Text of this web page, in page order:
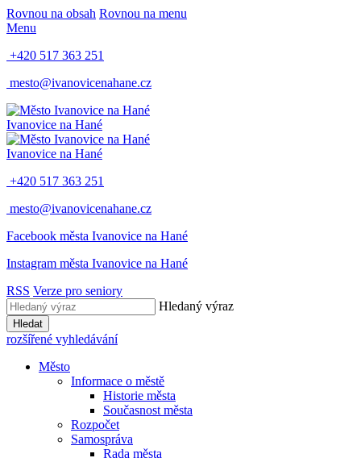
Rovnou na obsah Rovnou na menu
Menu
+420 517 363 251
mesto@ivanovicenahane.cz
Ivanovice na Hané
Ivanovice na Hané
+420 517 363 251
mesto@ivanovicenahane.cz
Facebook města Ivanovice na Hané
Instagram města Ivanovice na Hané
RSS Verze pro seniory
Hledaný výraz
Hledat
rozšířené vyhledávání
Město
Informace o městě
Historie města
Současnost města
Rozpočet
Samospráva
Rada města